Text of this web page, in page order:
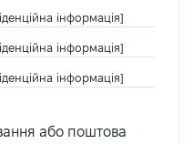
інформація]
інформація]
інформація]
або поштова